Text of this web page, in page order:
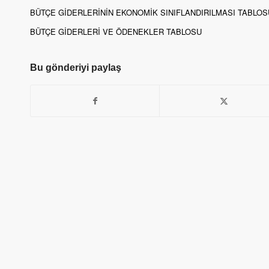
BÜTÇE GİDERLERİNİN EKONOMİK SINIFLANDIRILMASI
BÜTÇE GİDERLERİ VE ÖDENEKLER TABLOSU
Bu gönderiyi paylaş